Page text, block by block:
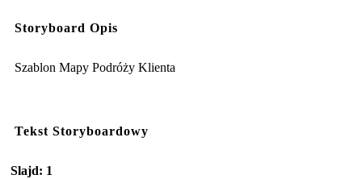
Storyboard Opis
Szablon Mapy Podróży Klienta
Tekst Storyboardowy
Slajd: 1